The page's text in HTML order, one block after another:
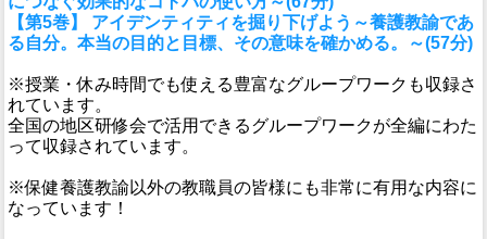
【第5巻】 アイデンティティを掘り下げよう～養護教諭であ
る自分。本当の目的と目標、その意味を確かめる。～(57分)
※授業・休み時間でも使える豊富なグループワークも収録さ
れています。
全国の地区研修会で活用できるグループワークが全編にわた
って収録されています。
※保健養護教諭以外の教職員の皆様にも非常に有用な内容に
なっています！